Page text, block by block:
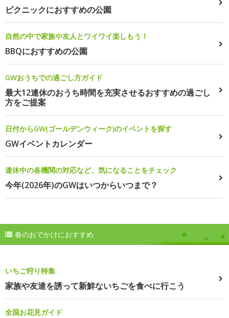
ピクニックにおすすめの公園
自然の中で家族や友人とワイワイ楽しもう！
BBQにおすすめの公園
GWおうちでの過ごし方ガイド
最大12連休のおうち時間を充実させるおすすめの過ごし
方をご提案
日付からGW(ゴールデンウィーク)のイベントを探す
GWイベントカレンダー
連休中の各機関の対応など、気になることをチェック
今年(2026年)のGWはいつからいつまで？
春のおでかけにおすすめ
いちご狩り特集
家族や友達を誘って新鮮ないちごを食べに行こう
全国お花見ガイド